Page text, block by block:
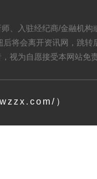
、入驻经纪商/金融机
将会离开资讯网，跳
视为自愿接受本网站免
）